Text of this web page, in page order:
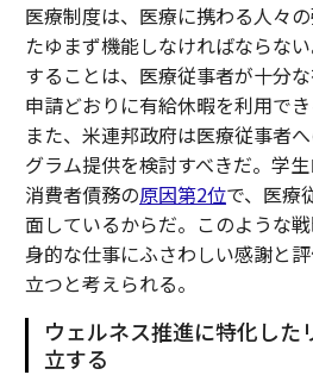
医療制度は、医療に携わる人々の
たゆまず機能しなければならな
することは、医療従事者が十分な
申請どおりに有給休暇を利用で
また、米連邦政府は医療従事者
グラム提供を検討すべきだ。学
消費者債務の原因第2位で、医療
面しているからだ。このような
身的な仕事にふさわしい感謝と
立つと考えられる。
ウェルネス推進に特化した
立する